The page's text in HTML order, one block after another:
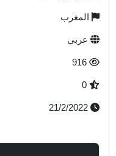
المغرب
عربي